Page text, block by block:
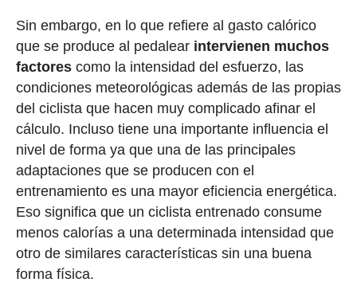
Sin embargo, en lo que refiere al gasto calórico
que se produce al pedalear intervienen muchos
factorescomo la intensidad del esfuerzo, las
condiciones meteorológicas además de las propias
del ciclista que hacen muy complicado afinar el
cálculo. Incluso tiene una importante influencia el
nivel de forma ya que una de las principales
adaptaciones que se producen con el
entrenamiento es una mayor eficiencia energética.
Eso significa que un ciclista entrenado consume
menos calorías a una determinada intensidad que
otro de similares características sin una buena
forma física.